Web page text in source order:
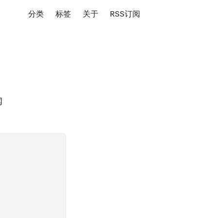
分类 标签 关于 RSS订阅